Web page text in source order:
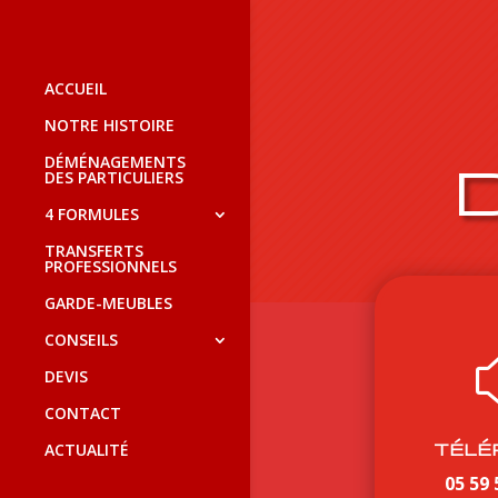
ACCUEIL
NOTRE HISTOIRE
DÉMÉNAGEMENTS
DES PARTICULIERS
4 FORMULES
TRANSFERTS
PROFESSIONNELS
GARDE-MEUBLES
CONSEILS
DEVIS
CONTACT
ACTUALITÉ
05 59